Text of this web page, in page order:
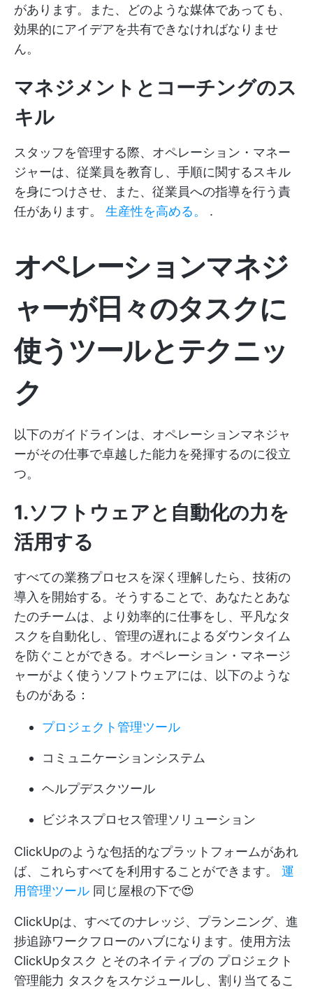
があります。また、どのような媒体であっても、
効果的にアイデアを共有できなければなりませ
ん。
マネジメントとコーチングのス
キル
スタッフを管理する際、オペレーション・マネー
ジャーは、従業員を教育し、手順に関するスキル
を身につけさせ、また、従業員への指導を行う責
任があります。 生産性を高める。 .
オペレーションマネジ
ャーが日々のタスクに
使うツールとテクニッ
ク
以下のガイドラインは、オペレーションマネジャ
ーがその仕事で卓越した能力を発揮するのに役立
つ。
1.ソフトウェアと自動化の力を
活用する
すべての業務プロセスを深く理解したら、技術の
導入を開始する。そうすることで、あなたとあな
たのチームは、より効率的に仕事をし、平凡なタ
スクを自動化し、管理の遅れによるダウンタイム
を防ぐことができる。オペレーション・マネージ
ャーがよく使うソフトウェアには、以下のような
ものがある：
プロジェクト管理ツール
コミュニケーションシステム
ヘルプデスクツール
ビジネスプロセス管理ソリューション
ClickUpのような包括的なプラットフォームがあれ
ば、これらすべてを利用することができます。 運
用管理ツール 同じ屋根の下で😍
ClickUpは、すべてのナレッジ、プランニング、進
捗追跡ワークフローのハブになります。使用方法
ClickUpタスク とそのネイティブの プロジェクト
管理能力 タスクをスケジュールし、割り当てるこ